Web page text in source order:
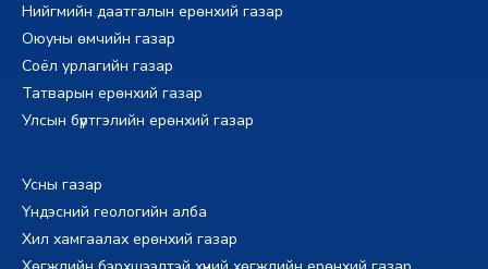
Нийгмийн даатгалын ерөнхий газар
Оюуны өмчийн газар
Соёл урлагийн газар
Татварын ерөнхий газар
Улсын бүртгэлийн ерөнхий газар
Усны газар
Үндэсний геологийн алба
Хил хамгаалах ерөнхий газар